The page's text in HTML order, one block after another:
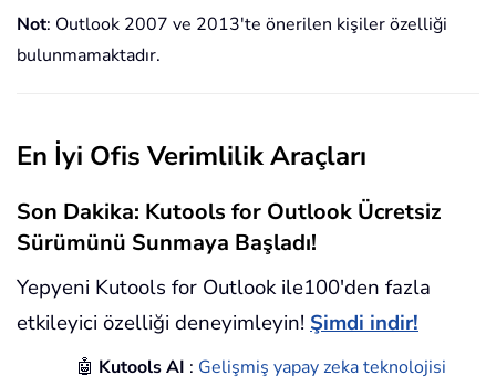
Not: Outlook 2007 ve 2013'te önerilen kişiler özelliği
bulunmamaktadır.
En İyi Ofis Verimlilik Araçları
Son Dakika: Kutools for Outlook Ücretsiz
Sürümünü Sunmaya Başladı!
Yepyeni Kutools for Outlook ile100'den fazla
etkileyici özelliği deneyimleyin! Şimdi indir!
🤖 Kutools AI : Gelişmiş yapay zeka teknolojisi